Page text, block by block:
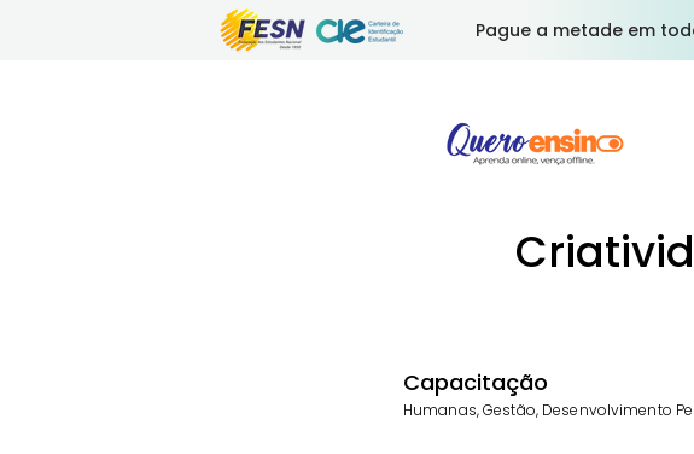
Pague a metade em
Capacitação
Humanas, Gestão, Desenvolvimento